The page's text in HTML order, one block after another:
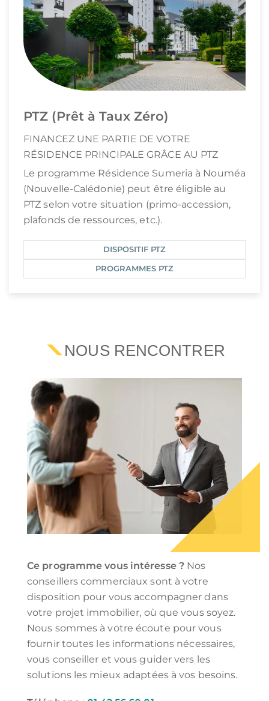
PTZ (Prêt à Taux Zéro)
FINANCEZ UNE PARTIE DE VOTRE
RÉSIDENCE PRINCIPALE GRÂCE AU PTZ
Le programme Résidence Sumeria à Nouméa
(Nouvelle-Calédonie) peut être éligible au
PTZ selon votre situation (primo-accession,
plafonds de ressources, etc.).
DISPOSITIF PTZ
PROGRAMMES PTZ
NOUS RENCONTRER
Ce programme vous intéresse ?Nos
conseillers commerciaux sont à votre
disposition pour vous accompagner dans
votre projet immobilier, où que vous soyez.
Nous sommes à votre écoute pour vous
fournir toutes les informations nécessaires,
vous conseiller et vous guider vers les
solutions les mieux adaptées à vos besoins.